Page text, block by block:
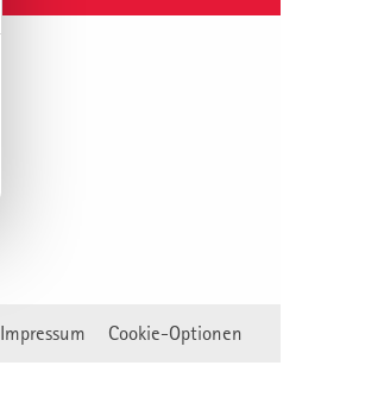
Impressum Cookie-Optionen